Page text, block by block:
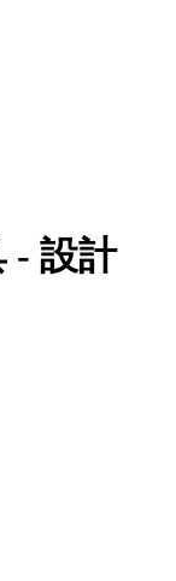
- 設計